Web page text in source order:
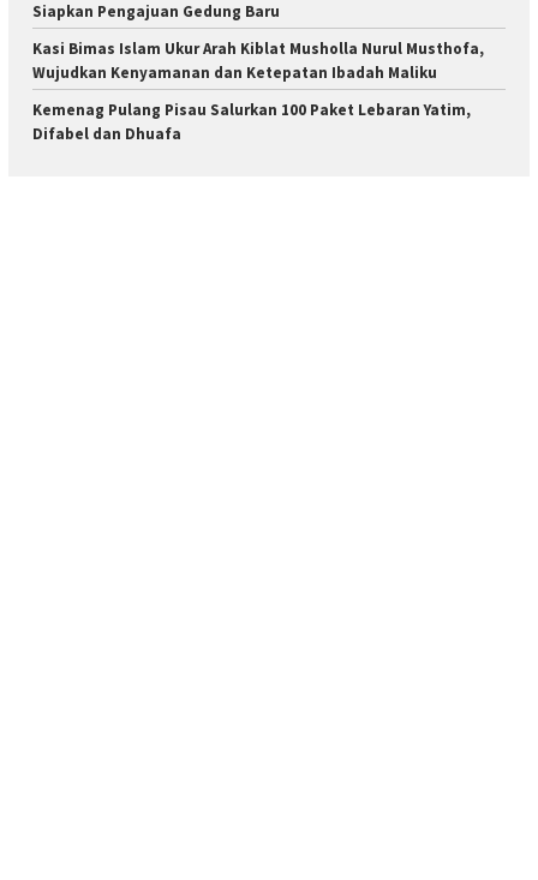
Siapkan Pengajuan Gedung Baru
Kasi Bimas Islam Ukur Arah Kiblat Musholla Nurul Musthofa,
Wujudkan Kenyamanan dan Ketepatan Ibadah Maliku
Kemenag Pulang Pisau Salurkan 100 Paket Lebaran Yatim,
Difabel dan Dhuafa